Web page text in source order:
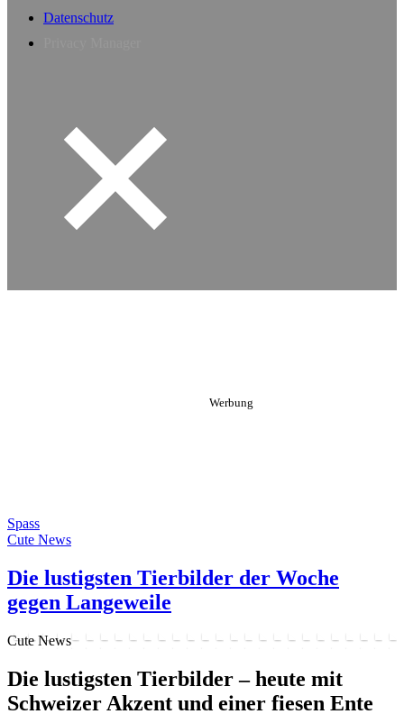
Datenschutz
Spass
Cute News
Die lustigsten Tierbilder der Woche
gegen Langeweile
Cute News
Die lustigsten Tierbilder – heute mit
Schweizer Akzent und einer fiesen Ente